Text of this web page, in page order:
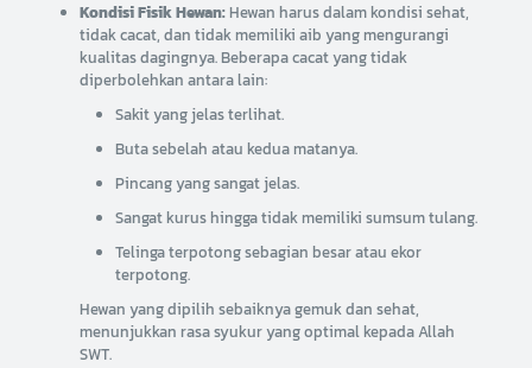
Kondisi Fisik Hewan:Hewan harus dalam kondisi sehat,
tidak cacat, dan tidak memiliki aib yang mengurangi
kualitas dagingnya. Beberapa cacat yang tidak
diperbolehkan antara lain:
Sakit yang jelas terlihat.
Buta sebelah atau kedua matanya.
Pincang yang sangat jelas.
Sangat kurus hingga tidak memiliki sumsum tulang.
Telinga terpotong sebagian besar atau ekor
terpotong.
Hewan yang dipilih sebaiknya gemuk dan sehat,
menunjukkan rasa syukur yang optimal kepada Allah
SWT.